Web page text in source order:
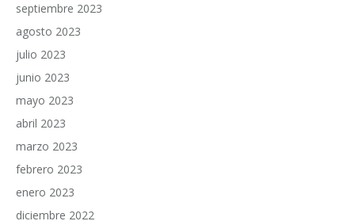
septiembre 2023
agosto 2023
julio 2023
junio 2023
mayo 2023
abril 2023
marzo 2023
febrero 2023
enero 2023
diciembre 2022